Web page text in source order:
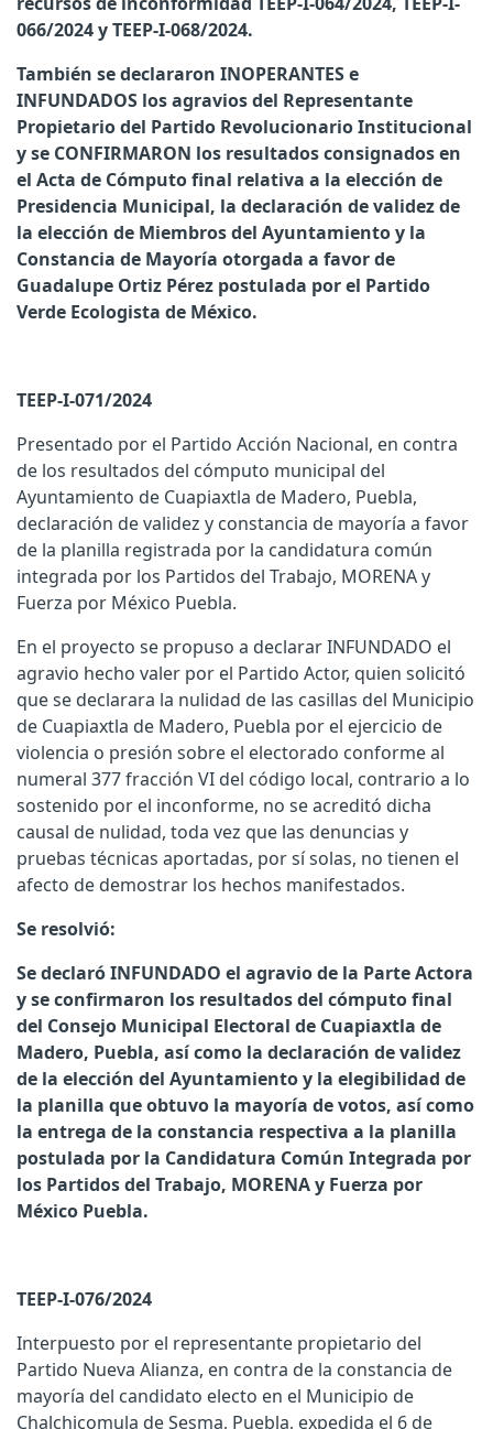
066/2024 y TEEP-I-068/2024.
También se declararon INOPERANTES e
INFUNDADOS los agravios del Representante
Propietario del Partido Revolucionario Institucional
y se CONFIRMARON los resultados consignados en
el Acta de Cómputo final relativa a la elección de
Presidencia Municipal, la declaración de validez de
la elección de Miembros del Ayuntamiento y la
Constancia de Mayoría otorgada a favor de
Guadalupe Ortiz Pérez postulada por el Partido
Verde Ecologista de México.
TEEP-I-071/2024
Presentado por el Partido Acción Nacional, en contra
de los resultados del cómputo municipal del
Ayuntamiento de Cuapiaxtla de Madero, Puebla,
declaración de validez y constancia de mayoría a favor
de la planilla registrada por la candidatura común
integrada por los Partidos del Trabajo, MORENA y
Fuerza por México Puebla.
En el proyecto se propuso a declarar INFUNDADO el
agravio hecho valer por el Partido Actor, quien solicitó
que se declarara la nulidad de las casillas del Municipio
de Cuapiaxtla de Madero, Puebla por el ejercicio de
violencia o presión sobre el electorado conforme al
numeral 377 fracción VI del código local, contrario a lo
sostenido por el inconforme, no se acreditó dicha
causal de nulidad, toda vez que las denuncias y
pruebas técnicas aportadas, por sí solas, no tienen el
afecto de demostrar los hechos manifestados.
Se resolvió:
Se declaró INFUNDADO el agravio de la Parte Actora
y se confirmaron los resultados del cómputo final
del Consejo Municipal Electoral de Cuapiaxtla de
Madero, Puebla, así como la declaración de validez
de la elección del Ayuntamiento y la elegibilidad de
la planilla que obtuvo la mayoría de votos, así como
la entrega de la constancia respectiva a la planilla
postulada por la Candidatura Común Integrada por
los Partidos del Trabajo, MORENA y Fuerza por
México Puebla.
TEEP-I-076/2024
Interpuesto por el representante propietario del
Partido Nueva Alianza, en contra de la constancia de
mayoría del candidato electo en el Municipio de
Chalchicomula de Sesma, Puebla, expedida el 6 de